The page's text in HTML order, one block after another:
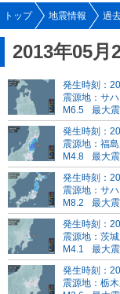
トップ 地震情報 過
2013年05月
発生時刻：
震源地：サ
M6.5
最大
発生時刻：
震源地：福
M4.8
最大
発生時刻：
震源地：サ
M8.2
最大
発生時刻：
震源地：茨
M4.1
最大
発生時刻：
震源地：栃